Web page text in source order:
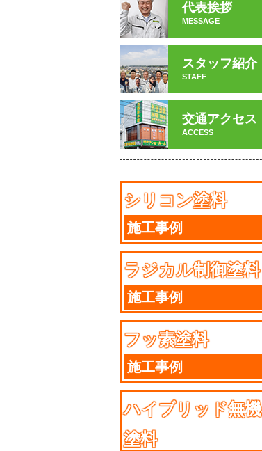
代表挨拶
MESSAGE
スタッフ紹介
STAFF
交通アクセス
ACCESS
シリコン塗料
施工事例
ラジカル制御塗料
施工事例
フッ素塗料
施工事例
ハイブリッド無機
塗料